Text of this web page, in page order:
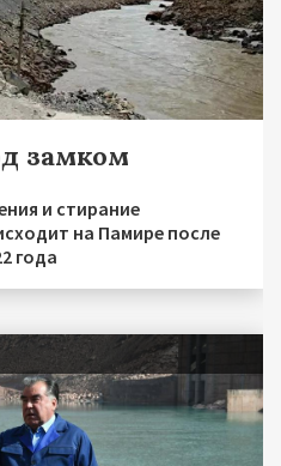
замком
и стирание
на Памире после
года